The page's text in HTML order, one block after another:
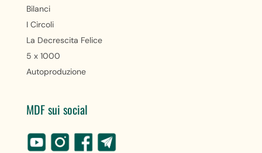
Bilanci
I Circoli
La Decrescita Felice
5 x 1000
Autoproduzione
MDF sui social